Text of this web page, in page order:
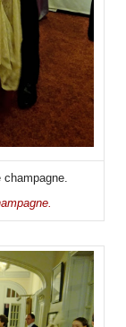
champagne.